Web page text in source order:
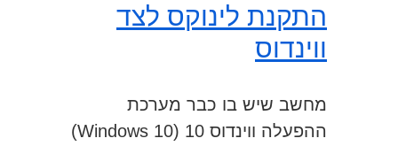
התקנת לינוקס לצד
ווינדוס
מחשב שיש בו כבר מערכת
ההפעלה ווינדוס 10 (Windows 10)